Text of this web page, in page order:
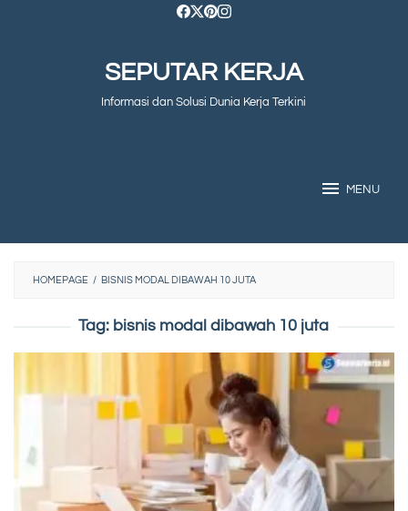
SEPUTAR KERJA
Informasi dan Solusi Dunia Kerja Terkini
MENU
HOMEPAGE / BISNIS MODAL DIBAWAH 10 JUTA
Tag: bisnis modal dibawah 10 juta